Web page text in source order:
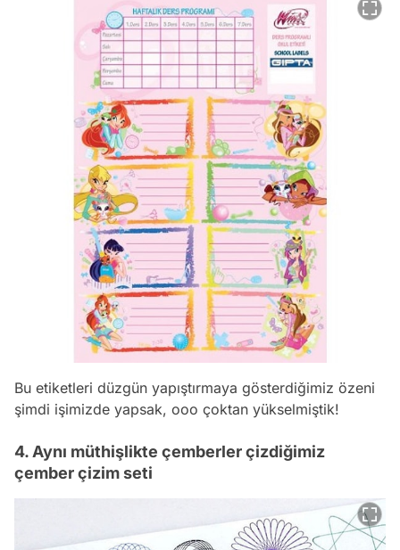
Bu etiketleri düzgün yapıştırmaya gösterdiğimiz özeni
şimdi işimizde yapsak, ooo çoktan yükselmiştik!
4. Aynı müthişlikte çemberler çizdiğimiz
çember çizim seti